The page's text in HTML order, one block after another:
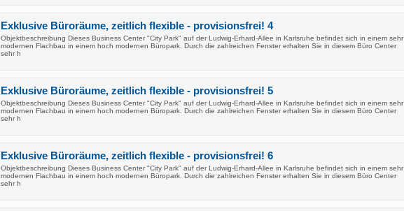
Exklusive Büroräume, zeitlich flexible - provisionsfrei! 4
Objektbeschreibung Dieses Business Center "City Park" auf der Ludwig-Erhard-Allee in Karlsruhe befindet sich in einem sehr
modernen Flachbau in einem hoch modernen Büropark. Durch die zahlreichen Fenster erhalten Sie in diesem Büro Center
sehr h
Exklusive Büroräume, zeitlich flexible - provisionsfrei! 5
Objektbeschreibung Dieses Business Center "City Park" auf der Ludwig-Erhard-Allee in Karlsruhe befindet sich in einem sehr
modernen Flachbau in einem hoch modernen Büropark. Durch die zahlreichen Fenster erhalten Sie in diesem Büro Center
sehr h
Exklusive Büroräume, zeitlich flexible - provisionsfrei! 6
Objektbeschreibung Dieses Business Center "City Park" auf der Ludwig-Erhard-Allee in Karlsruhe befindet sich in einem sehr
modernen Flachbau in einem hoch modernen Büropark. Durch die zahlreichen Fenster erhalten Sie in diesem Büro Center
sehr h